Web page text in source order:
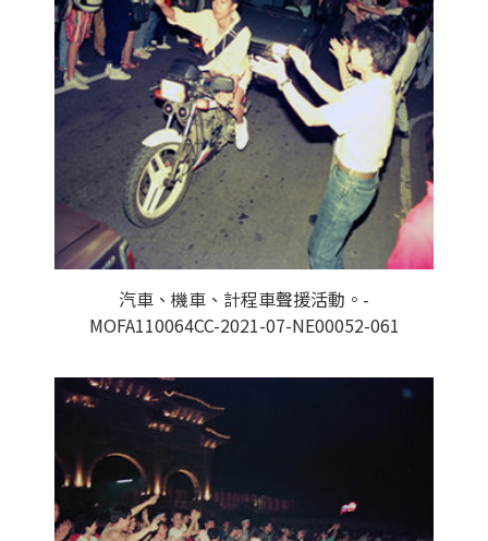
汽車、機車、計程車聲援活動。-
MOFA110064CC-2021-07-NE00052-061